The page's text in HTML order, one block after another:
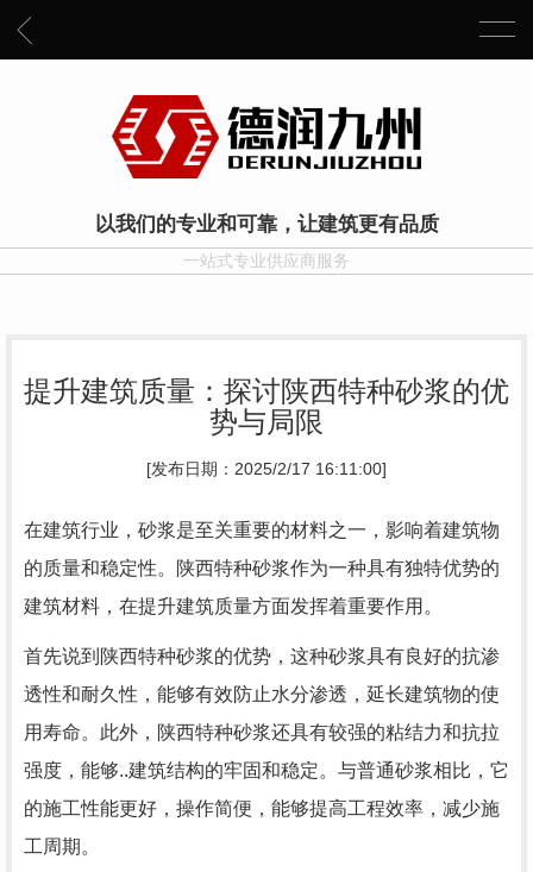
以我们的专业和可靠，让建筑更有品质
一站式专业供应商服务
提升建筑质量：探讨陕西特种砂浆的优
势与局限
[发布日期：2025/2/17 16:11:00]
在建筑行业，砂浆是至关重要的材料之一，影响着建筑物
的质量和稳定性。陕西特种砂浆作为一种具有独特优势的
建筑材料，在提升建筑质量方面发挥着重要作用。
首先说到陕西特种砂浆的优势，这种砂浆具有良好的抗渗
透性和耐久性，能够有效防止水分渗透，延长建筑物的使
用寿命。此外，陕西特种砂浆还具有较强的粘结力和抗拉
强度，能够..建筑结构的牢固和稳定。与普通砂浆相比，它
的施工性能更好，操作简便，能够提高工程效率，减少施
工周期。